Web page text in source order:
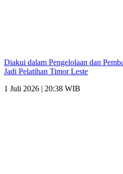
Diakui dalam Pengelolaan dan
Jadi Pelatihan Timor Leste
1 Juli 2026 | 20:38 WIB